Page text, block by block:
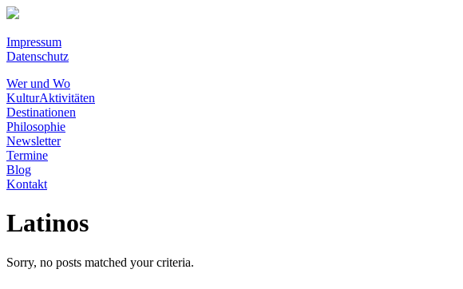
Impressum
Datenschutz
Wer und Wo
KulturAktivitäten
Destinationen
Philosophie
Newsletter
Termine
Blog
Kontakt
Latinos
Sorry, no posts matched your criteria.